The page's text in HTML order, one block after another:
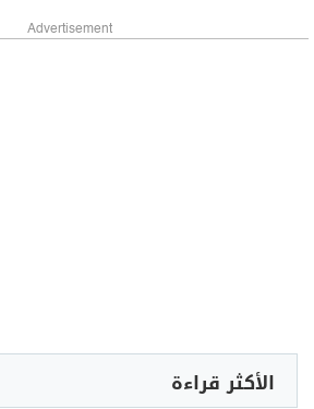
Advertisement
الأكثر قراءة